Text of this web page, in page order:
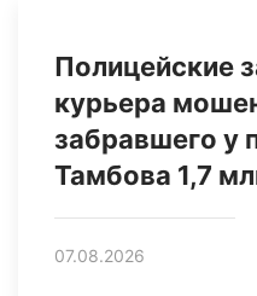
Полицейские
курьера
забравшего у
Тамбова 1,7
07.08.2026